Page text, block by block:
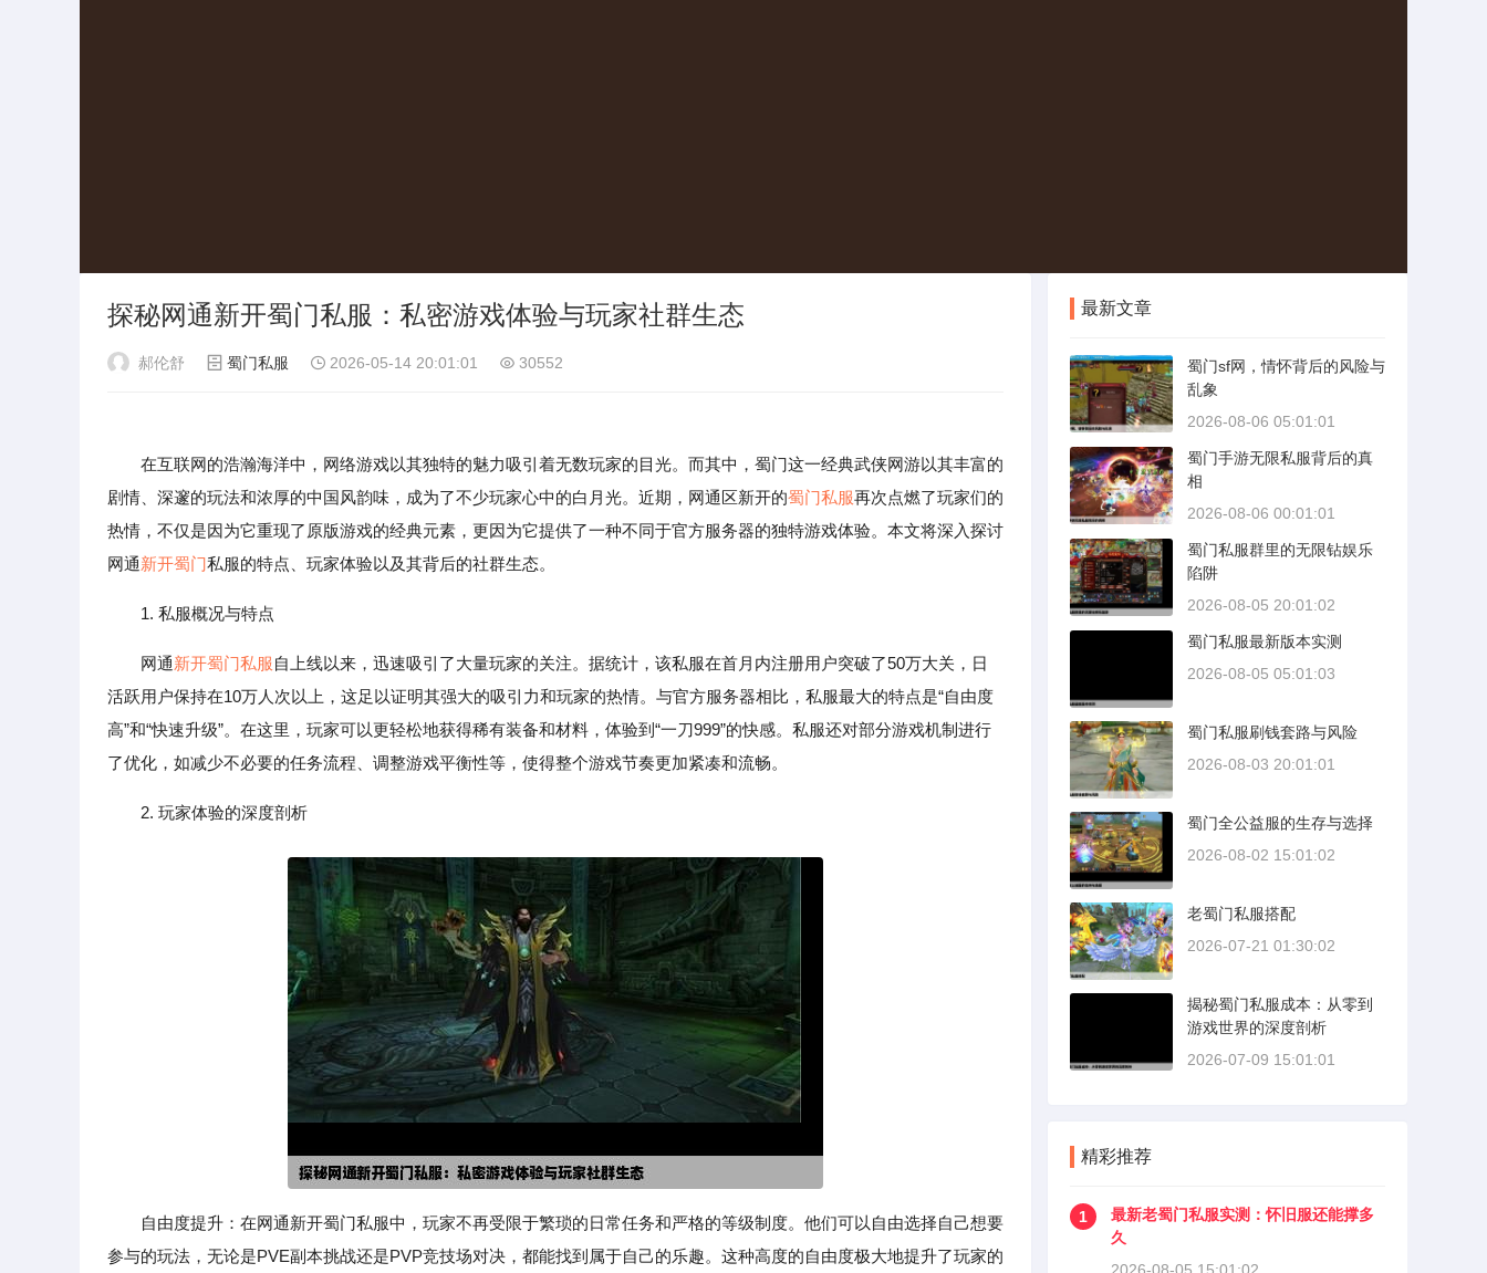
探秘网通新开蜀门私服：私密游戏体验与玩家社群生态
郝伦舒 蜀门私服 2026-05-14 20:01:01 30552
在互联网的浩瀚海洋中，网络游戏以其独特的魅力吸引着无数玩家的目光。而其中，蜀门这一经典武侠网游以其丰富的
剧情、深邃的玩法和浓厚的中国风韵味，成为了不少玩家心中的白月光。近期，网通区新开的蜀门私服再次点燃了玩家们的
热情，不仅是因为它重现了原版游戏的经典元素，更因为它提供了一种不同于官方服务器的独特游戏体验。本文将深入探讨
网通新开蜀门私服的特点、玩家体验以及其背后的社群生态。
1. 私服概况与特点
网通新开蜀门私服自上线以来，迅速吸引了大量玩家的关注。据统计，该私服在首月内注册用户突破了50万大关，日
活跃用户保持在10万人次以上，这足以证明其强大的吸引力和玩家的热情。与官方服务器相比，私服最大的特点是“自由度
高”和“快速升级”。在这里，玩家可以更轻松地获得稀有装备和材料，体验到“一刀999”的快感。私服还对部分游戏机制进行
了优化，如减少不必要的任务流程、调整游戏平衡性等，使得整个游戏节奏更加紧凑和流畅。
2. 玩家体验的深度剖析
自由度提升：在网通新开蜀门私服中，玩家不再受限于繁琐的日常任务和严格的等级制度。他们可以自由选择自己想要
参与的玩法，无论是PVE副本挑战还是PVP竞技场对决，都能找到属于自己的乐趣。这种高度的自由度极大地提升了玩家的
最新文章
蜀门sf网，情怀背后的风险与
乱象
2026-08-06 05:01:01
蜀门手游无限私服背后的真
相
2026-08-06 00:01:01
蜀门私服群里的无限钻娱乐
陷阱
2026-08-05 20:01:02
蜀门私服最新版本实测
2026-08-05 05:01:03
蜀门私服刷钱套路与风险
2026-08-03 20:01:01
蜀门全公益服的生存与选择
2026-08-02 15:01:02
老蜀门私服搭配
2026-07-21 01:30:02
揭秘蜀门私服成本：从零到
游戏世界的深度剖析
2026-07-09 15:01:01
精彩推荐
1
最新老蜀门私服实测：怀旧服还能撑多
久